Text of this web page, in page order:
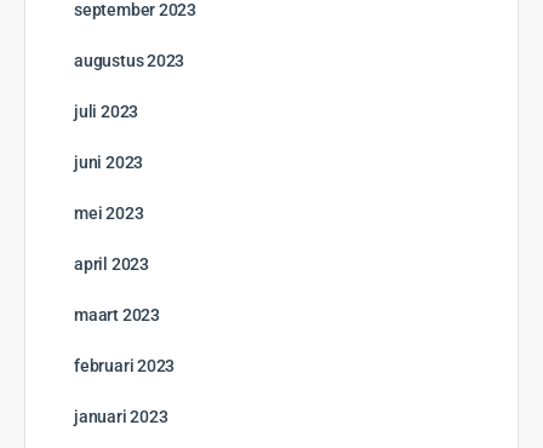
september 2023
augustus 2023
juli 2023
juni 2023
mei 2023
april 2023
maart 2023
februari 2023
januari 2023